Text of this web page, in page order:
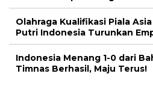
Olahraga Kualifikasi Piala
Putri Indonesia Turunkan
Indonesia Menang 1-0 dari
Timnas Berhasil, Maju Terus!